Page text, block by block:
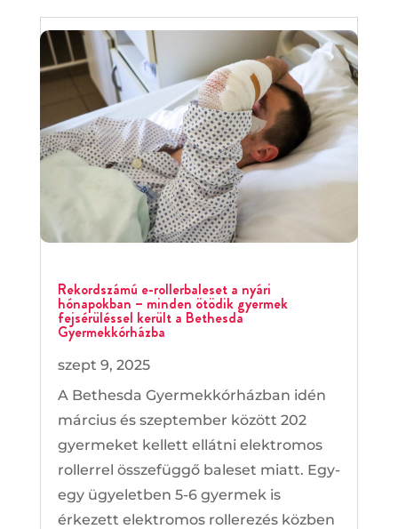
Rekordszámú e-rollerbaleset a nyári
hónapokban – minden ötödik gyermek
fejsérüléssel került a Bethesda
Gyermekkórházba
szept 9, 2025
A Bethesda Gyermekkórházban idén
március és szeptember között 202
gyermeket kellett ellátni elektromos
rollerrel összefüggő baleset miatt. Egy-
egy ügyeletben 5-6 gyermek is
érkezett elektromos rollerezés közben